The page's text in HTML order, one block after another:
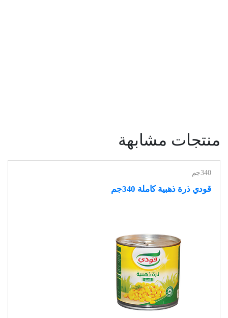
منتجات مشابهة
340جم
قودي ذرة ذهبية كاملة 340جم